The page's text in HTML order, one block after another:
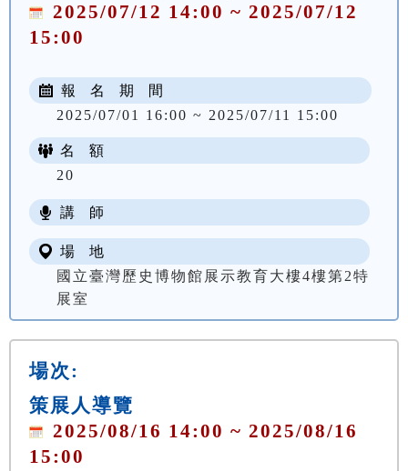
2025/07/12 14:00 ~ 2025/07/12
15:00
報 名 期 間
2025/07/01 16:00 ~ 2025/07/11 15:00
名 額
20
講 師
場 地
國立臺灣歷史博物館展示教育大樓4樓第2特
展室
場次:
策展人導覽
2025/08/16 14:00 ~ 2025/08/16
15:00